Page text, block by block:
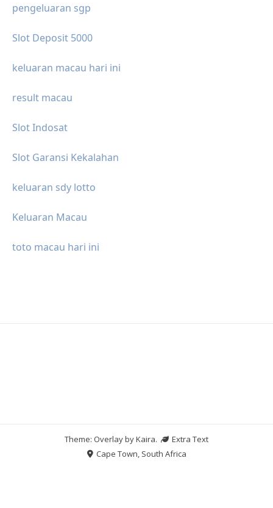
pengeluaran sgp
Slot Deposit 5000
keluaran macau hari ini
result macau
Slot Indosat
Slot Garansi Kekalahan
keluaran sdy lotto
Keluaran Macau
toto macau hari ini
Theme: Overlay byKaira.
Extra Text
Cape Town, South Africa